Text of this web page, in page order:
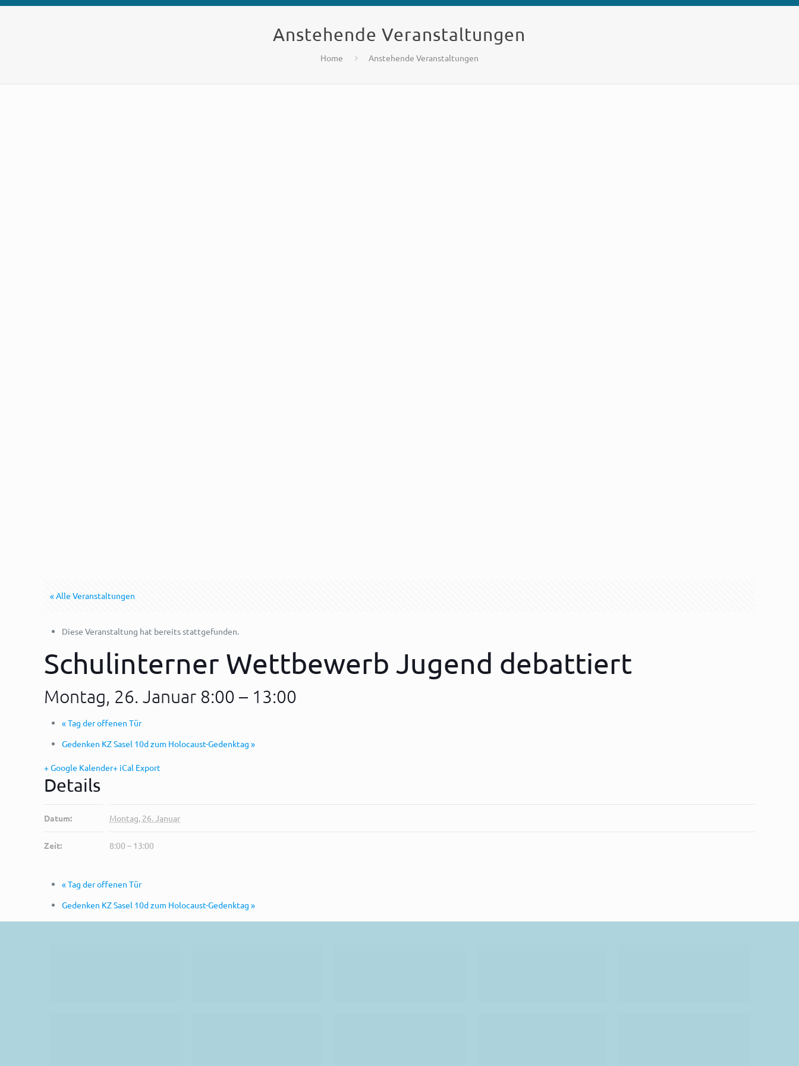
Anstehende Veranstaltungen
Home Anstehende Veranstaltungen
« Alle Veranstaltungen
Diese Veranstaltung hat bereits stattgefunden.
Schulinterner Wettbewerb Jugend debattiert
Montag, 26. Januar 8:00 – 13:00
«Tag der offenen Tür
Gedenken KZ Sasel 10d zum Holocaust-Gedenktag»
+ Google Kalender+ iCal Export
Details
Datum: Montag, 26. Januar
Zeit: 8:00 – 13:00
«Tag der offenen Tür
Gedenken KZ Sasel 10d zum Holocaust-Gedenktag»